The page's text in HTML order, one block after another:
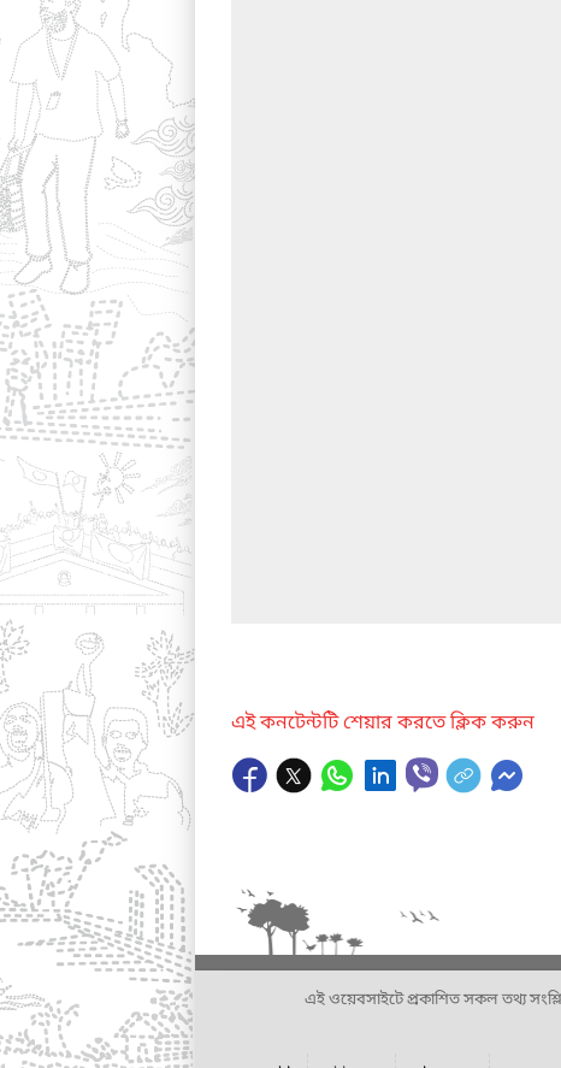
এই কনটেন্টটি শেয়ার করতে ক্লিক করুন
এই ওয়েবসাইটে প্রকাশিত সকল তথ্য